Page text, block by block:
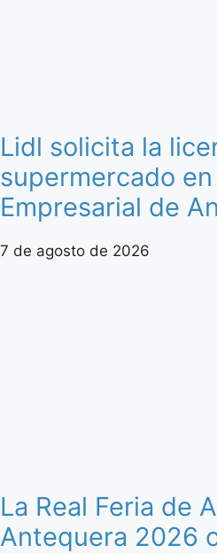
Lidl solicita la
supermercado
Empresarial de
7 de agosto de 2026
La Real Feria de
Antequera 2026